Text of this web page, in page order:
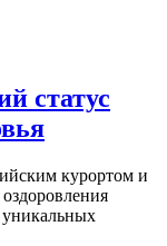
статус
курортом и
уникальных